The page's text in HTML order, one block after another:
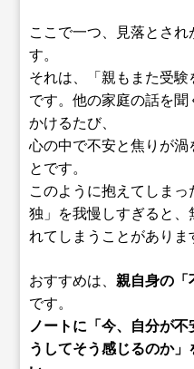
ここで一つ、見落とさ
す。
それは、「親もまた受
です。他の家庭の話を
かけるたび、
心の中で不安と焦りが
とです。
このように抱えてしま
独」を我慢しすぎると
れてしまうことがありま
おすすめは、親自身の「
です。
ノートに「今、自分が
うしてそう感じるのか